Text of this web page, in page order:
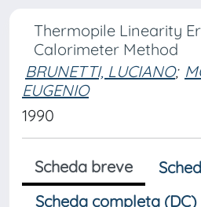
Thermopile Linearity
Calorimeter Method
BRUNETTI, LUCIANO;
EUGENIO
1990
Scheda breve
Scheda completa (DC)